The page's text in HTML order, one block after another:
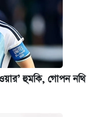
কয়েকজন শিক্ষকের
(৬ আগস্ট)
স্কলারশিপে
হুমকি, গোপন নথি